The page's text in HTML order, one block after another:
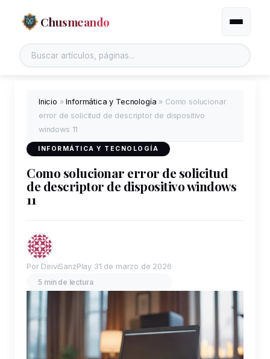
Chusmeando Alternar
Inicio »Informática y Tecnología » Como solucionar
error de solicitud de descriptor de dispositivo
windows 11
INFORMÁTICA Y TECNOLOGÍA
Como solucionar error de solicitud
de descriptor de dispositivo windows
11
Por DeiviSanzPlay 31 de marzo de 2026
5 min de lectura